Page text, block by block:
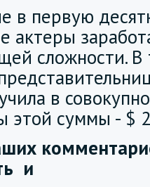
в первую
актеры
сложности. В
в
этой суммы - $
и